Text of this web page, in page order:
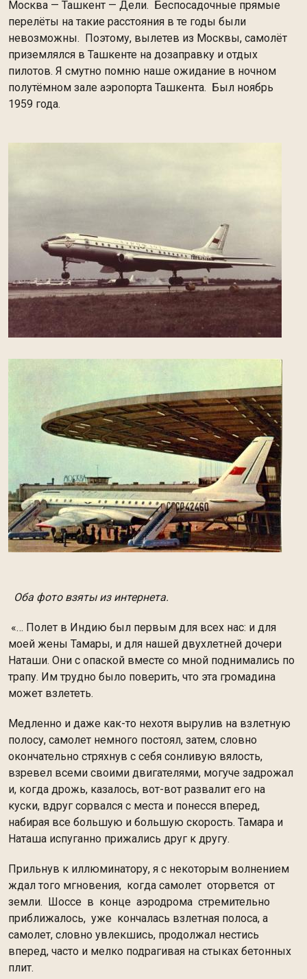
Москва — Ташкент — Дели. Беспосадочные прямые
перелёты на такие расстояния в те годы были
невозможны. Поэтому, вылетев из Москвы, самолёт
приземлялся в Ташкенте на дозаправку и отдых
пилотов. Я смутно помню наше ожидание в ночном
полутёмном зале аэропорта Ташкента. Был ноябрь
1959 года.
Оба фото взяты из интернета.
«… Полет в Индию был первым для всех нас: и для
моей жены Тамары, и для нашей двухлетней дочери
Наташи. Они с опаской вместе со мной поднимались по
трапу. Им трудно было поверить, что эта громадина
может взлететь.
Медленно и даже как-то нехотя вырулив на взлетную
полосу, самолет немного постоял, затем, словно
окончательно стряхнув с себя сонливую вялость,
взревел всеми своими двигателями, могуче задрожал
и, когда дрожь, казалось, вот-вот развалит его на
куски, вдруг сорвался с места и понесся вперед,
набирая все большую и большую скорость. Тамара и
Наташа испуганно прижались друг к другу.
Прильнув к иллюминатору, я с некоторым волнением
ждал того мгновения, когда самолет оторвется от
земли. Шоссе в конце аэродрома стремительно
приближалось, уже кончалась взлетная полоса, а
самолет, словно увлекшись, продолжал нестись
вперед, часто и мелко подрагивая на стыках бетонных
плит.